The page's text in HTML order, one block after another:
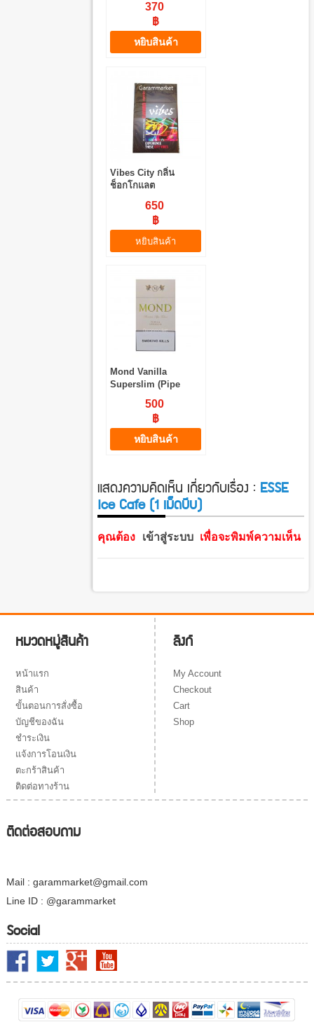
370
฿
หยิบสินค้า
Vibes City กลิ่น
ช็อกโกแลต
650
฿
หยิบสินค้า
Mond Vanilla
Superslim (Pipe
500
฿
หยิบสินค้า
แสดงความคิดเห็น เกี่ยวกับเรื่อง : ESSE
Ice Cafe (1 เม็ดบีบ)
คุณต้อง เข้าสู่ระบบ เพื่อจะพิมพ์ความเห็น
หมวดหมู่สินค้า
หน้าแรก
สินค้า
ขั้นตอนการสั่งซื้อ
บัญชีของฉัน
ชำระเงิน
แจ้งการโอนเงิน
ตะกร้าสินค้า
ติดต่อทางร้าน
ลิงก์
My Account
Checkout
Cart
Shop
ติดต่อสอบถาม
Mail : garammarket@gmail.com
Line ID : @garammarket
Social